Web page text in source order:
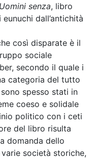
Uomini senza, libro
dall’antichità
così disparate è il
sociale
secondo il quale i
categoria del tutto
spesso stati in
coeso e solidale
politico con i ceti
del libro risulta
domanda dello
società storiche,